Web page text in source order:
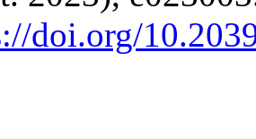
doi.org/